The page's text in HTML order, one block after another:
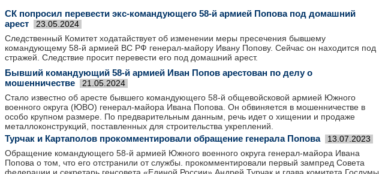
СК попросил перевести экс-командующего 58-й армией Попова под домашний
арест
23.05.2024
Следственный Комитет ходатайствует об изменении меры пресечения бывшему
командующему 58-й армией ВС РФ генерал-майору Ивану Попову. Сейчас он находится под
стражей. Следствие просит перевести его под домашний арест.
Бывший командующий 58-й армией Иван Попов арестован по делу о
мошенничестве
21.05.2024
Стало известно об аресте бывшего командующего 58-й общевойсковой армией Южного
военного округа (ЮВО) генерал-майора Ивана Попова. Он обвиняется в мошенничестве в
особо крупном размере. По предварительным данным, речь идет о хищении и продаже
металлоконструкций, поставленных для строительства укреплений.
Турчак и Картаполов прокомментировали обращение генерала Попова 13.07.2023
Обращение командующего 58-й армией Южного военного округа генерал-майора Ивана
Попова о том, что его отстранили от службы. прокомментировали первый зампред Совета